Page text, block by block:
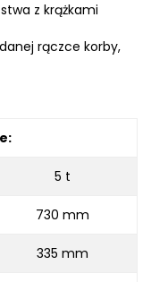
z krążkami
rączce korby,
5 t
730 mm
335 mm